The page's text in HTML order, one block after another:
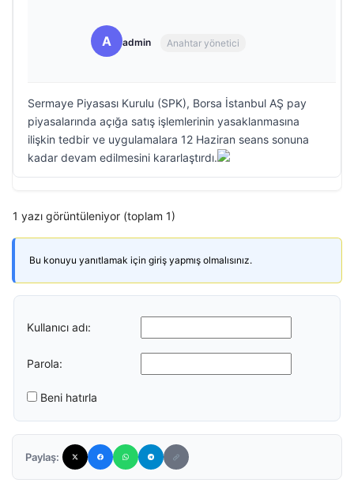
A admin Anahtar yönetici
Sermaye Piyasası Kurulu (SPK), Borsa İstanbul AŞ pay
piyasalarında açığa satış işlemlerinin yasaklanmasına
ilişkin tedbir ve uygulamalara 12 Haziran seans sonuna
kadar devam edilmesini kararlaştırdı.
1 yazı görüntüleniyor (toplam 1)
Bu konuyu yanıtlamak için giriş yapmış olmalısınız.
Kullanıcı adı:
Parola:
Beni hatırla
Paylaş: